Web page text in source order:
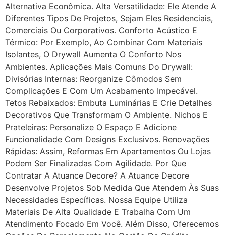
Alternativa Econômica. Alta Versatilidade: Ele Atende A
Diferentes Tipos De Projetos, Sejam Eles Residenciais,
Comerciais Ou Corporativos. Conforto Acústico E
Térmico: Por Exemplo, Ao Combinar Com Materiais
Isolantes, O Drywall Aumenta O Conforto Nos
Ambientes. Aplicações Mais Comuns Do Drywall:
Divisórias Internas: Reorganize Cômodos Sem
Complicações E Com Um Acabamento Impecável.
Tetos Rebaixados: Embuta Luminárias E Crie Detalhes
Decorativos Que Transformam O Ambiente. Nichos E
Prateleiras: Personalize O Espaço E Adicione
Funcionalidade Com Designs Exclusivos. Renovações
Rápidas: Assim, Reformas Em Apartamentos Ou Lojas
Podem Ser Finalizadas Com Agilidade. Por Que
Contratar A Atuance Decore? A Atuance Decore
Desenvolve Projetos Sob Medida Que Atendem Às Suas
Necessidades Específicas. Nossa Equipe Utiliza
Materiais De Alta Qualidade E Trabalha Com Um
Atendimento Focado Em Você. Além Disso, Oferecemos